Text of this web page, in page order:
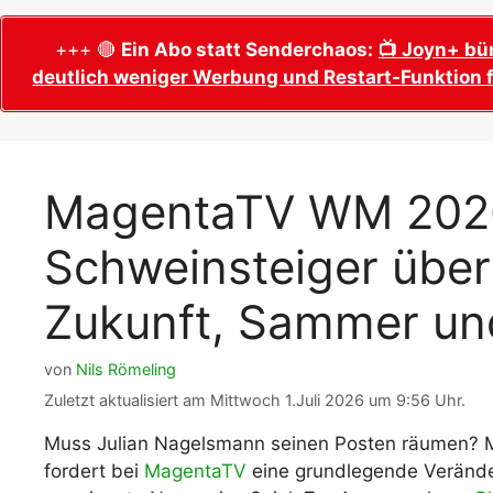
Wer wird Fußball-Weltmeister 2026?
Alle WM 2026 Trainer
Alle Fußball Weltmeister
Adidas Trionda: offizielle WM 2026
Spielball
Alle Nationalspieler der FIFA Fußball WM
2026
WM 2026 Qualifikation in Europa: Tabelle
& Spielplan
WM 2026
Termine,
WM 2026
WM 2026
WM 2026
Spielort
WM 2026
Fußball WM
Fußball
PDF zum
+++ 🔴 Ein Abo statt Senderchaos: 📺 Joyn+
deutlich weniger Werbung und Restart-
MagentaTV WM
Schweinsteiger
Zukunft, Sammer
von Nils Römeling
Zuletzt aktualisiert am Mittwoch 1.Juli 2026 um 9:56 Uhr.
Muss Julian Nagelsmann seinen Posten
fordert bei MagentaTV eine grundlegende